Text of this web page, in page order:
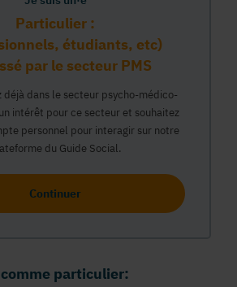
Particulier :
étudiants, etc)
par le secteur PMS
déjà dans le secteur psycho-médico-
intérêt pour ce secteur et souhaitez
personnel pour interagir sur notre
du Guide Social.
Continuer
particulier: